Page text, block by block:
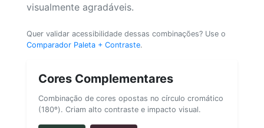
visualmente agradáveis.
Quer validar acessibilidade dessas combinações? Use o
Comparador Paleta + Contraste.
Cores Complementares
Combinação de cores opostas no círculo cromático
(180º). Criam alto contraste e impacto visual.